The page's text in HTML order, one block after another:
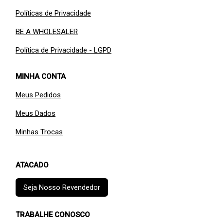
Políticas de Privacidade
BE A WHOLESALER
Política de Privacidade - LGPD
MINHA CONTA
Meus Pedidos
Meus Dados
Minhas Trocas
ATACADO
Seja Nosso Revendedor
TRABALHE CONOSCO